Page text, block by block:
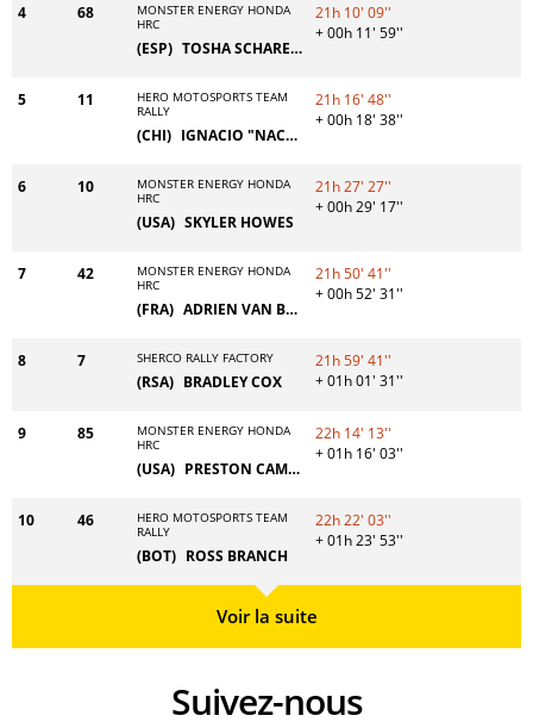
4 68
MONSTER ENERGY HONDA
HRC
(ESP) TOSHA SCHAREINA
21h 10' 09''
+ 00h 11' 59''
5 11
HERO MOTOSPORTS TEAM
RALLY
(CHI) IGNACIO "NACHO" CORNEJO
21h 16' 48''
+ 00h 18' 38''
6 10
MONSTER ENERGY HONDA
HRC
(USA) SKYLER HOWES
21h 27' 27''
+ 00h 29' 17''
7 42
MONSTER ENERGY HONDA
HRC
(FRA) ADRIEN VAN BEVEREN
21h 50' 41''
+ 00h 52' 31''
8 7 SHERCO RALLY FACTORY
(RSA) BRADLEY COX
21h 59' 41''
+ 01h 01' 31''
9 85
MONSTER ENERGY HONDA
HRC
(USA) PRESTON CAMPBELL
22h 14' 13''
+ 01h 16' 03''
10 46
HERO MOTOSPORTS TEAM
RALLY
(BOT) ROSS BRANCH
22h 22' 03''
+ 01h 23' 53''
Voir la suite
Suivez-nous